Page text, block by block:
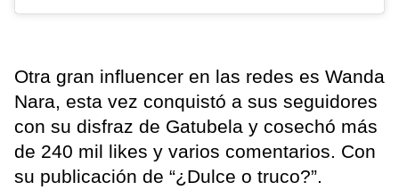
Otra gran influencer en las redes es Wanda
Nara, esta vez conquistó a sus seguidores
con su disfraz de Gatubela y cosechó más
de 240 mil likes y varios comentarios. Con
su publicación de “¿Dulce o truco?”.